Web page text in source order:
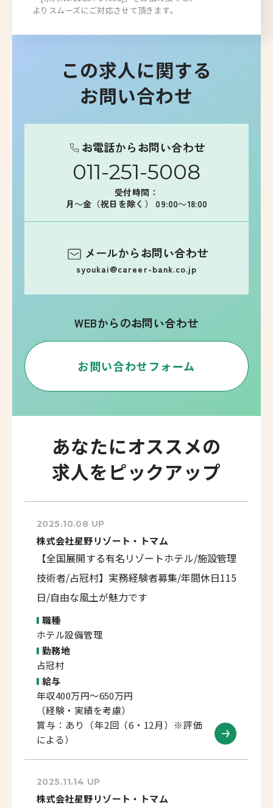
よりスムーズにご対応させて頂きます。
この求人に関する
お問い合わせ
お電話からお問い合わせ
011-251-5008
受付時間：
月～金（祝日を除く） 09:00～18:00
メールからお問い合わせ
syoukai@career-bank.co.jp
WEBからのお問い合わせ
お問い合わせフォーム
あなたにオススメの
求人をピックアップ
2025.10.08 UP
株式会社星野リゾート・トマム
【全国展開する有名リゾートホテル/施設管理
技術者/占冠村】実務経験者募集/年間休日115
日/自由な風土が魅力です
職種
ホテル設備管理
勤務地
占冠村
給与
年収400万円～650万円
（経験・実績を考慮）
賞与：あり（年2回（6・12月）※評価
による）
2025.11.14 UP
株式会社星野リゾート・トマム